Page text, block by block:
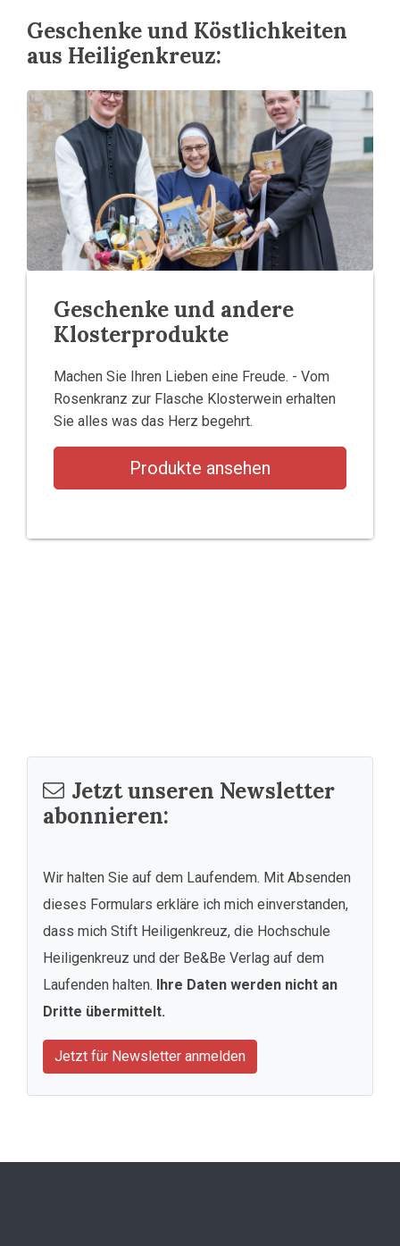
Geschenke und Köstlichkeiten
aus Heiligenkreuz:
Geschenke und andere
Klosterprodukte
Machen Sie Ihren Lieben eine Freude. - Vom
Rosenkranz zur Flasche Klosterwein erhalten
Sie alles was das Herz begehrt.
Produkte ansehen
Jetzt unseren Newsletter
abonnieren:
Wir halten Sie auf dem Laufendem. Mit Absenden
dieses Formulars erkläre ich mich einverstanden,
dass mich Stift Heiligenkreuz, die Hochschule
Heiligenkreuz und der Be&Be Verlag auf dem
Laufenden halten.
Ihre Daten werden nicht an
Dritte übermittelt.
Jetzt für Newsletter anmelden